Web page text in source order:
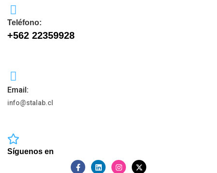
Teléfono:
+562 22359928
Email:
info@stalab.cl
Síguenos en